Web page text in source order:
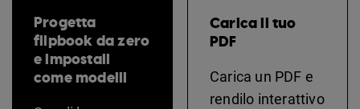
Progetta
flipbook da zero
e impostali
come modelli
Carica il tuo
PDF
Carica un PDF e
rendilo interattivo